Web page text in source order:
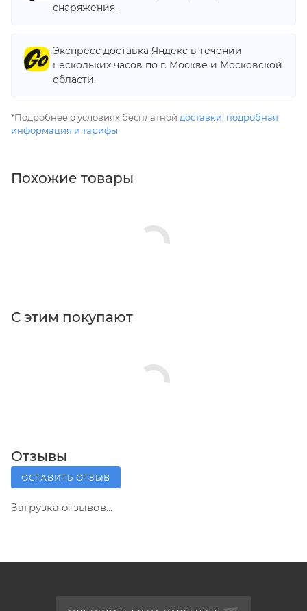
снаряжения.
Экспресс доставка Яндекс в течении
нескольких часов по г. Москве и Московской
области.
*Подробнее о условиях бесплатной доставки подробная
информация и тарифы
Похожие товары
С этим покупают
Отзывы
ОСТАВИТЬ ОТЗЫВ
Загрузка отзывов...